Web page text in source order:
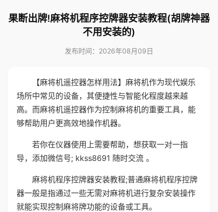
果断出牌!麻将机程序控牌器安装教程(胡牌神器
不用安装的)
发布时间：2026年08月09日
【麻将机遥控器怎样用法】麻将机作为现代娱乐
场所中常见的设备，其便捷性与智能化程度越来越
高。而麻将机遥控器作为控制麻将机的重要工具，能
够帮助用户更高效地操作机器。
若你在仪器使用上需要帮助，想获取一对一指
导，添加微信号; kkss8691 随时交流 。
麻将机程序控牌器安装教程;普通麻将机程序控牌
器一般是指通过一些无需对麻将机进行复杂安装操作
就能实现控制麻将牌功能的设备或工具。